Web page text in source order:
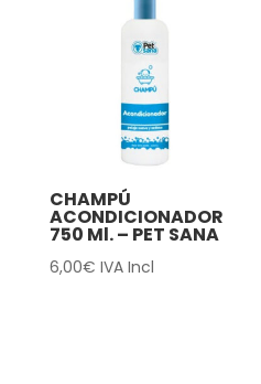
CHAMPÚ
ACONDICIONADOR
750 Ml. – PET SANA
6,00€ IVA Incl